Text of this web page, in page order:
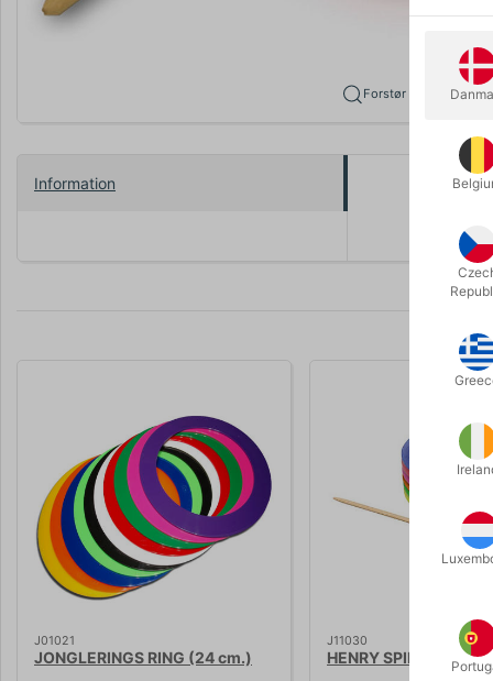
Forstør
Information
J01021
JONGLERINGS RING (24 cm.)
J11030
HENRY SPINNING